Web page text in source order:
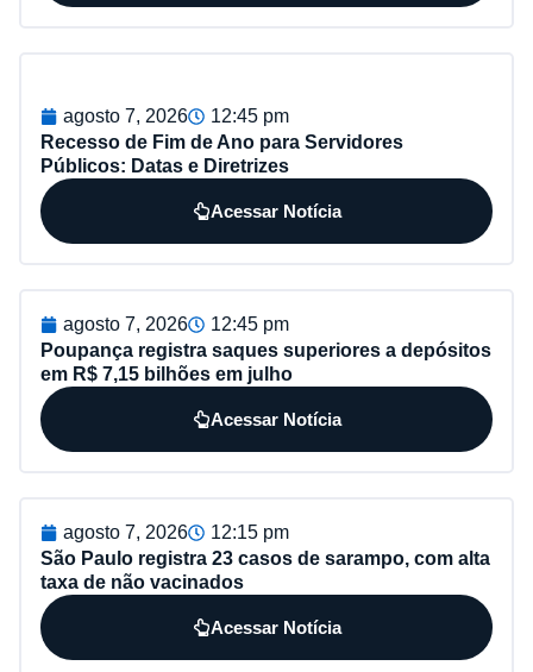
agosto 7, 2026
12:45 pm
Recesso de Fim de Ano para Servidores
Públicos: Datas e Diretrizes
Acessar Notícia
agosto 7, 2026
12:45 pm
Poupança registra saques superiores a depósitos
em R$ 7,15 bilhões em julho
Acessar Notícia
agosto 7, 2026
12:15 pm
São Paulo registra 23 casos de sarampo, com alta
taxa de não vacinados
Acessar Notícia